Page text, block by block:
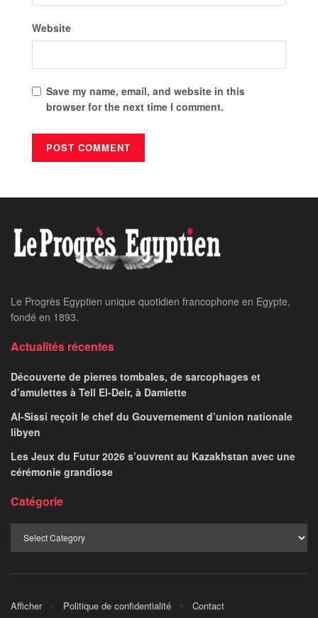
Website
Save my name, email, and website in this
browser for the next time I comment.
Le Progrès Egyptien unique quotidien francophone en Egypte,
fondé en 1893.
Actualités récentes
Découverte de pierres tombales, de sarcophages et
d’amulettes à Tell El-Deir, à Damiette
Al-Sissi reçoit le chef du Gouvernement d’union nationale
libyen
Les Jeux du Futur 2026 s’ouvrent au Kazakhstan avec une
cérémonie grandiose
Catégorie
Afficher Politique de confidentialité Contact